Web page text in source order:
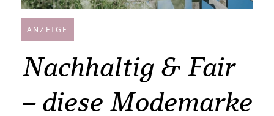
ANZEIGE
Nachhaltig & Fair
– diese Modemarke